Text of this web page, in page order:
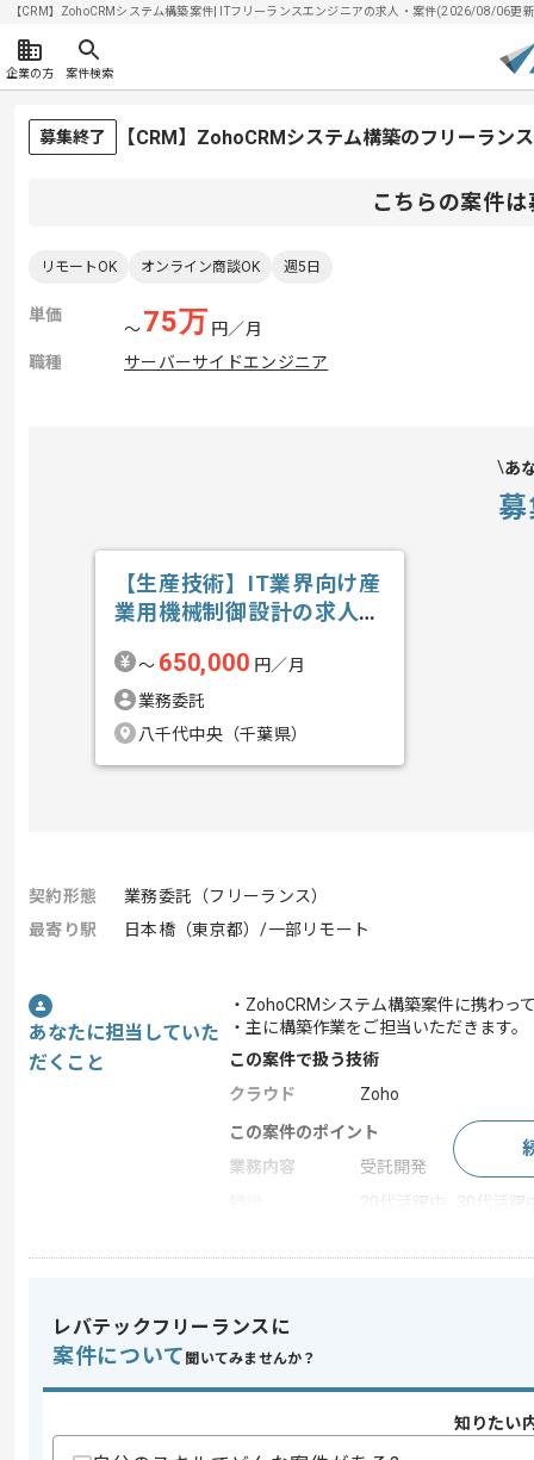
【CRM】ZohoCRMシステム構築案件| ITフリーランスエンジニアの求人・案件(2026/08/06更
企業の方 案件検索
募集終了 【CRM】ZohoCRMシステム構築のフリーラン
こちらの案件
リモートOK オンライン商談OK 週5日
単価
〜75万 円／月
職種
サーバーサイドエンジニア
あ
【生産技術】IT業界向け産
業用機械制御設計の求人・
〜 650,000 円／月
業務委託
八千代中央（千葉県）
契約形態
業務委託（フリーランス）
最寄り駅
日本橋（東京都）/一部リモート
あなたに担当していた
だくこと
・ZohoCRMシステム構築案件に携わっ
・主に構築作業をご担当いただきます。
この案件で扱う技術
クラウド
Zoho
この案件のポイント
業務内容
受託開発
20代活躍中 , 30代活
スキル
・ZohoCRMを用いたシステム構築経験
・データベース設計に関する知見
スキルに不安がある方へ
上記に似た経験やスキルをお持ちであれば
レバテックフリーランスに
案件について 聞いてみませんか？
知りたい